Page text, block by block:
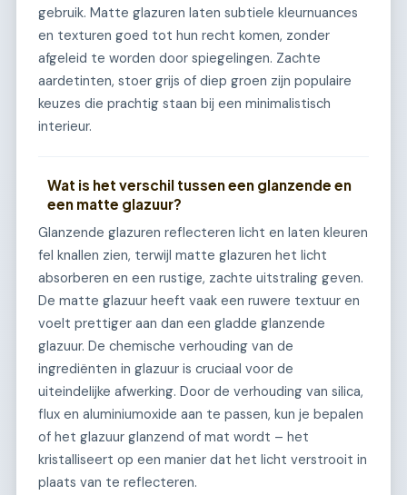
gebruik. Matte glazuren laten subtiele kleurnuances
en texturen goed tot hun recht komen, zonder
afgeleid te worden door spiegelingen. Zachte
aardetinten, stoer grijs of diep groen zijn populaire
keuzes die prachtig staan bij een minimalistisch
interieur.
Wat is het verschil tussen een glanzende en
een matte glazuur?
Glanzende glazuren reflecteren licht en laten kleuren
fel knallen zien, terwijl matte glazuren het licht
absorberen en een rustige, zachte uitstraling geven.
De matte glazuur heeft vaak een ruwere textuur en
voelt prettiger aan dan een gladde glanzende
glazuur. De chemische verhouding van de
ingrediënten in glazuur is cruciaal voor de
uiteindelijke afwerking. Door de verhouding van silica,
flux en aluminiumoxide aan te passen, kun je bepalen
of het glazuur glanzend of mat wordt – het
kristalliseert op een manier dat het licht verstrooit in
plaats van te reflecteren.